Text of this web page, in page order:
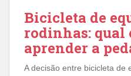
Bicicleta de
rodinhas: qual
aprender a
A decisão entre bicicleta de